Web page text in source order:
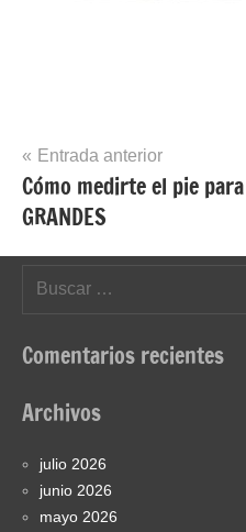
Navegación
de
entradas
Entrada anterior
Cómo medirte el pie para
GRANDES
Comentarios recientes
Archivos
julio 2026
junio 2026
mayo 2026